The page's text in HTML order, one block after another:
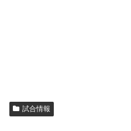
試合情報